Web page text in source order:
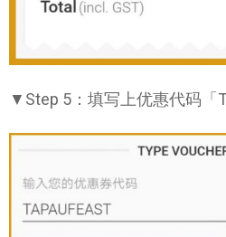
▼Step 5：填写上优惠代码「